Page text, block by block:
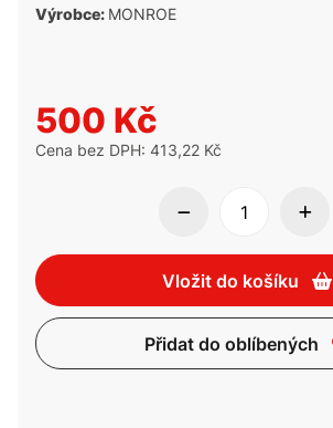
Výrobce: MONROE
500 Kč
Cena bez DPH: 413,22 Kč
Vložit do košíku
Přidat do oblíbených